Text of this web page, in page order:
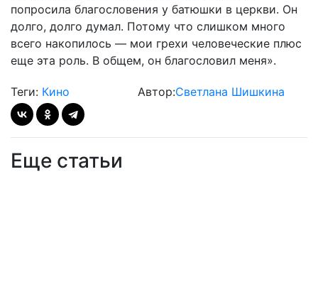
попросила благословения у батюшки в церкви. Он
долго, долго думал. Потому что слишком много
всего накопилось — мои грехи человеческие плюс
еще эта роль. В общем, он благословил меня».
Теги: Кино Автор:Светлана Шишкина
Еще статьи